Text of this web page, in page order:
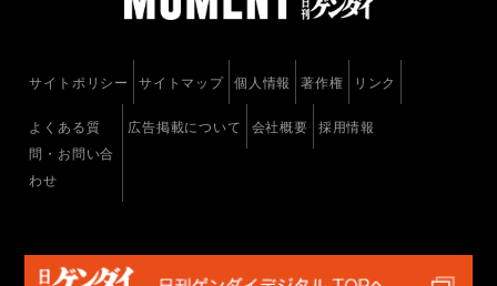
サイトポリシー サイトマップ 個人情報 著作権 リンク
よくある質
問・お問い合
わせ
広告掲載について 会社概要 採用情報